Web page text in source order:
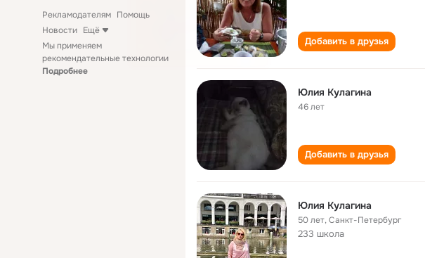
Рекламодателям Помощь
Новости Ещё
Мы применяем
рекомендательные технологии
Подробнее
Добавить в друзья
Юлия Кулагина
46 лет
Добавить в друзья
Юлия Кулагина
50 лет,Санкт-Петербург
233 школа